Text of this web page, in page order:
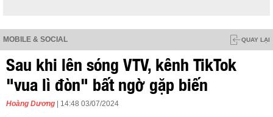
MOBILE & SOCIAL QUAY LẠI
Sau khi lên sóng VTV, kênh TikTok
"vua lì đòn" bất ngờ gặp biến
Hoàng Dương | 14:48 03/07/2024